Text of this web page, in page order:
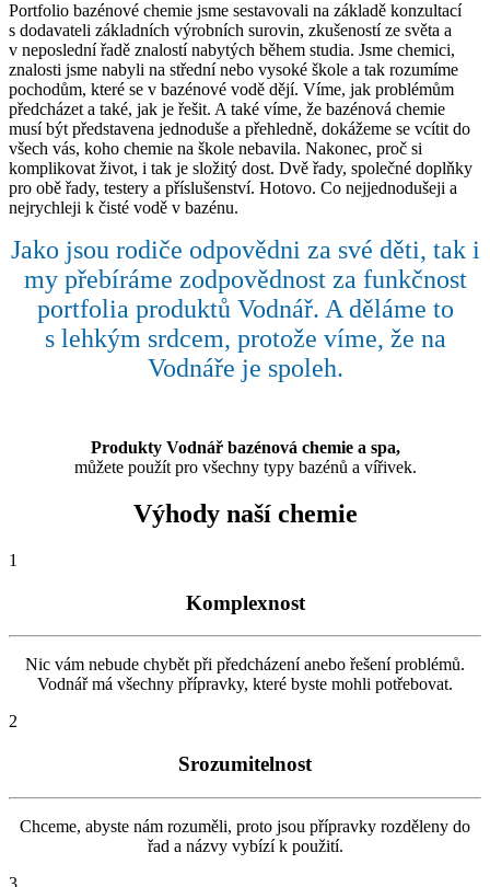
Portfolio bazénové chemie jsme sestavovali na základě konzultací
s dodavateli základních výrobních surovin, zkušeností ze světa a
v neposlední řadě znalostí nabytých během studia. Jsme chemici,
znalosti jsme nabyli na střední nebo vysoké škole a tak rozumíme
pochodům, které se v bazénové vodě dějí. Víme, jak problémům
předcházet a také, jak je řešit. A také víme, že bazénová chemie
musí být představena jednoduše a přehledně, dokážeme se vcítit do
všech vás, koho chemie na škole nebavila. Nakonec, proč si
komplikovat život, i tak je složitý dost. Dvě řady, společné doplňky
pro obě řady, testery a příslušenství. Hotovo. Co nejjednodušeji a
nejrychleji k čisté vodě v bazénu.
Jako jsou rodiče odpovědni za své děti, tak i
my přebíráme zodpovědnost za funkčnost
portfolia produktů Vodnář. A děláme to
s lehkým srdcem, protože víme, že na
Vodnáře je spoleh.
Produkty Vodnář bazénová chemie a spa,
můžete použít pro všechny typy bazénů a vířivek.
Výhody naší chemie
1
Komplexnost
Nic vám nebude chybět při předcházení anebo řešení problémů.
Vodnář má všechny přípravky, které byste mohli potřebovat.
2
Srozumitelnost
Chceme, abyste nám rozuměli, proto jsou přípravky rozděleny do
řad a názvy vybízí k použití.
3